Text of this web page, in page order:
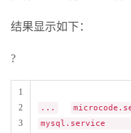
结果显示如下：
?
1
2
3
...
mysql.service